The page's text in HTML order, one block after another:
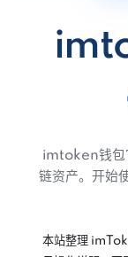
imtoken钱包
链资产。开始
本站整理